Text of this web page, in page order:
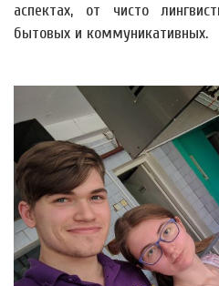
аспектах, от чисто
бытовых и коммуникативных.